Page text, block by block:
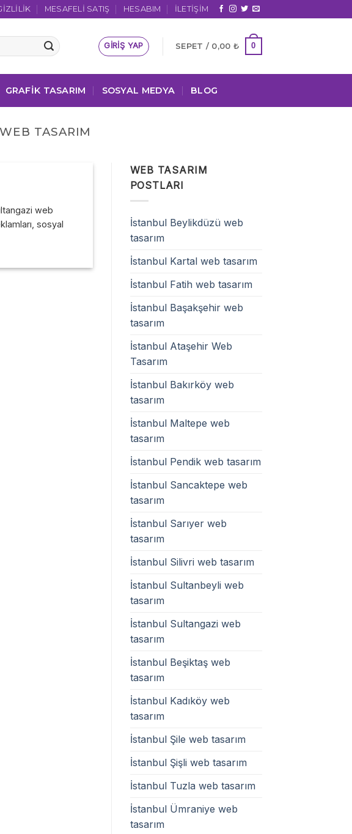
MESAFELI SATIŞ HESABIM İLETIŞIM
GIRIŞ YAP SEPET / 0,00 ₺ 0
GRAFIK TASARIM SOSYAL MEDYA BLOG
TASARIM
web
sosyal
WEB TASARIM
POSTLARI
İstanbul Beylikdüzü web
tasarım
İstanbul Kartal web tasarım
İstanbul Fatih web tasarım
İstanbul Başakşehir web
tasarım
İstanbul Ataşehir Web
Tasarım
İstanbul Bakırköy web
tasarım
İstanbul Maltepe web
tasarım
İstanbul Pendik web tasarım
İstanbul Sancaktepe web
tasarım
İstanbul Sarıyer web
tasarım
İstanbul Silivri web tasarım
İstanbul Sultanbeyli web
tasarım
İstanbul Sultangazi web
tasarım
İstanbul Beşiktaş web
tasarım
İstanbul Kadıköy web
tasarım
İstanbul Şile web tasarım
İstanbul Şişli web tasarım
İstanbul Tuzla web tasarım
İstanbul Ümraniye web
tasarım